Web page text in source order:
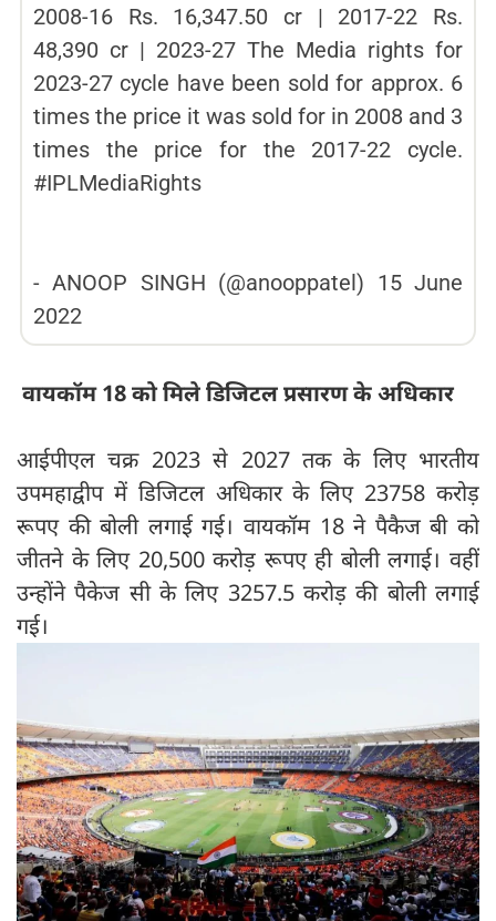
2008-16 Rs. 16,347.50 cr | 2017-22 Rs.
48,390 cr | 2023-27 The Media rights for
2023-27 cycle have been sold for approx. 6
times the price it was sold for in 2008 and 3
times the price for the 2017-22 cycle.
#IPLMediaRights
-ANOOP SINGH (@anooppatel) 15 June
2022
वायकॉम 18 को मिले डिजिटल प्रसारण के अधिकार
आईपीएल चक्र 2023 से 2027 तक के लिए भारतीय
उपमहाद्वीप में डिजिटल अधिकार के लिए 23758 करोड़
रूपए की बोली लगाई गई। वायकॉम 18 ने पैकैज बी को
जीतने के लिए 20,500 करोड़ रूपए ही बोली लगाई। वहीं
उन्होंने पैकेज सी के लिए 3257.5 करोड़ की बोली लगाई
गई।